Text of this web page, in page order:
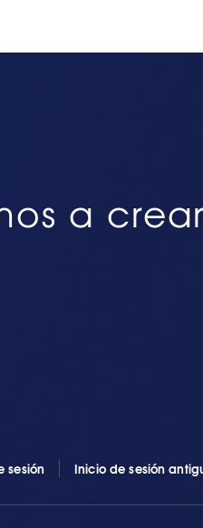
a
sesión Inicio de sesión